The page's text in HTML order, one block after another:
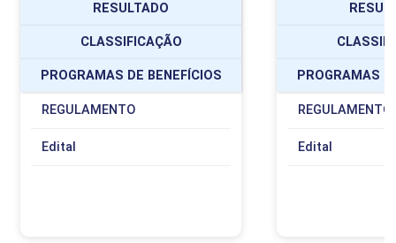
RESULTADO
CLASSIFICAÇÃO
PROGRAMAS DE BENEFÍCIOS
REGULAMENTO
Edital
PROGRAMAS
REGULAMENTO
Edital